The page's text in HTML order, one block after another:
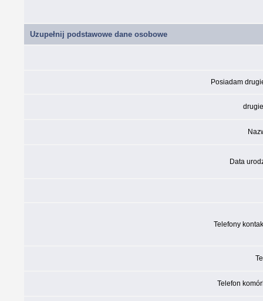
Uzupełnij podstawowe dane osobowe
Posiadam
Data
Telefony
Telefon